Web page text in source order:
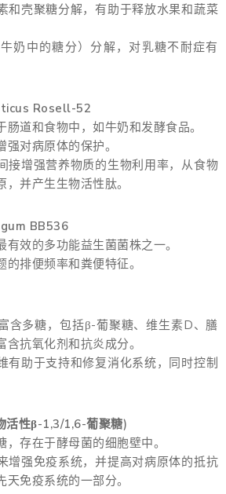
和壳聚糖分解，有助于释放水果和蔬菜
奶中的糖分）分解，对乳糖不耐症有
Rosell-52
道和食物中，如牛奶和发酵食品。
对病原体的保护。
接增强营养物质的生物利用率，从食物
并产生生物活性肽。
BB536
效的多功能益生菌菌株之一。
排便频率和粪便特征。
含多糖，包括β-葡聚糖、维生素D、膳
抗氧化剂和抗炎成分。
有助于支持和修复消化系统，同时控制
性β-1,3/1,6-葡聚糖)
存在于酵母菌的细胞壁中。
增强免疫系统，并提高对病原体的抵抗
免疫系统的一部分。